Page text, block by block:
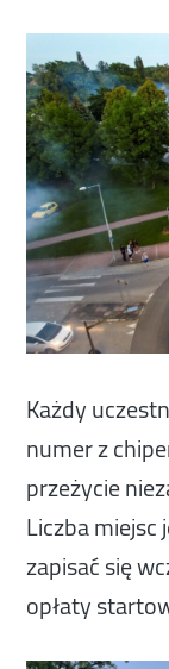
Każdy
numer z
przeżycie
Liczba
zapisać się
opłaty